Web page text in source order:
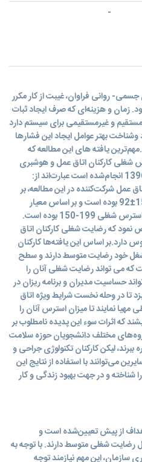
-
روانی فراوان، غیبت از کار مکرر
زمان و هزینه‌ای که صرف ایجاد ثبات
و غیرمستقیمی برای سیستم دارد
بهتر عوامل ایجاد این فشارها
یافته های این مطالعه که
کارکنان اتاق عمل و هوشبری
بیمارستان‌های شهر شهرکرد در سال 1396 انجام‌شده است عبارت‌اند از:
عمل شرکت‌کننده در این مطالعه، بر
اساس معیار رضایت شغلی اسپکتور 15±92 بوده است و بر اساس معیار
استرس شغلی اسیپو 71% آنان نمره استرس شغلی 199-150 بوده است.
نمود که رضایت شغلی کارکنان اتاق
دارد.بر اساس این یافته‌ها کارکنان
شغل خود رضایت متوسط دارند و سطح
که می تواند رضایت شغلی آنان را
حساسیت مدیران و برنامه ریزان در
تا در وحله نخست شرایط ویژه اتاق
نمایند تا میزان استرس آنان را
که اثرات سوء این پدیده نامطلوب بر
مختلف دانشجویان حوزه سلامت
ببرند، لیکن کارکنان تکنولوژی جراحی و
می‌توانند با استفاده از نتایج این
و در جهت بهبود زندگی و کار
از پیش تعیین‌شده است و
شغلی متوسط دارند. با توجه به
سازمان، این مهم نیازمند توجه